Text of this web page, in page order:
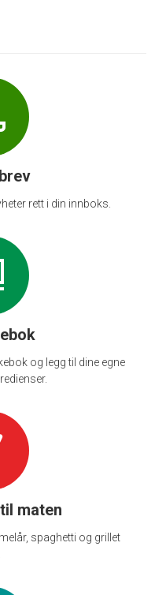
rett i din innboks.
og legg til dine egne
maten
spaghetti og grillet